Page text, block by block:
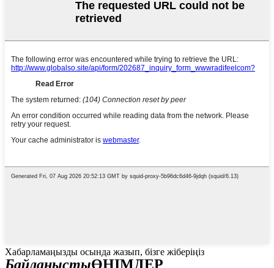
Хабарламаңызды осында жазып, бізге жіберіңіз
БайланыстыӨНІМДЕР